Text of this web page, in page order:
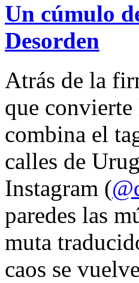
Un cúmulo
Desorden
Atrás de la
que
combina el
calles de
Instagram (
paredes las
muta
caos se